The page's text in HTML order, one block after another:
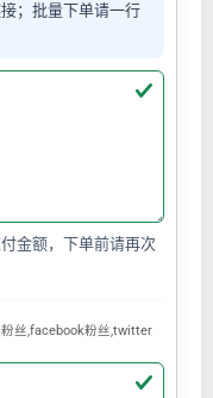
；批量下单请一行
金额，下单前请再次
丝,facebook粉丝,twitter